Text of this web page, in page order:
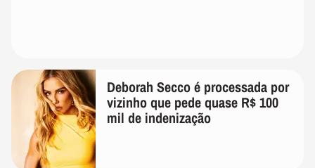
Deborah Secco é processada por
vizinho que pede quase R$ 100
mil de indenização